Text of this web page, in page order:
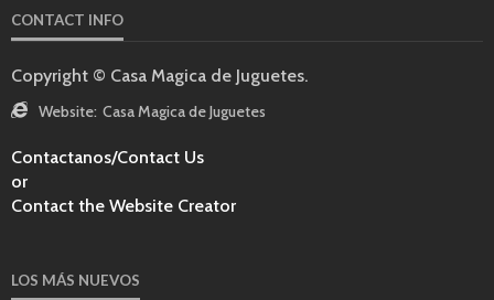
CONTACT INFO
Copyright © Casa Magica de Juguetes.
Website: Casa Magica de Juguetes
Contactanos/Contact Us
or
Contact the Website Creator
LOS MÁS NUEVOS